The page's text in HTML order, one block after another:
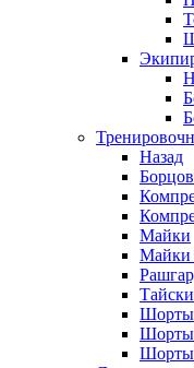
Назад
Майки
Майки
Шорты
Шорты
Шорты